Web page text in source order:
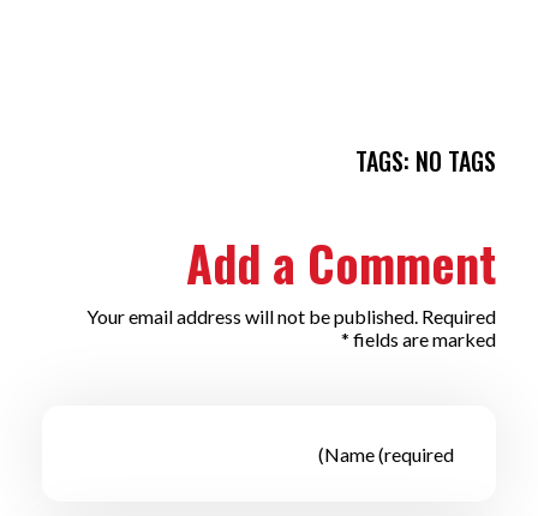
TAGS: NO TAGS
Add a Comment
Your email address will not be published. Required
fields are marked *